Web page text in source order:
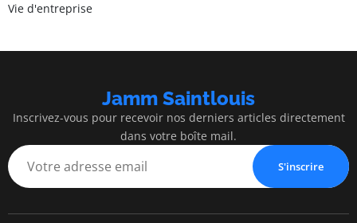
Vie d'entreprise
Jamm Saintlouis
Inscrivez-vous pour recevoir nos derniers articles directement
dans votre boîte mail.
S'inscrire